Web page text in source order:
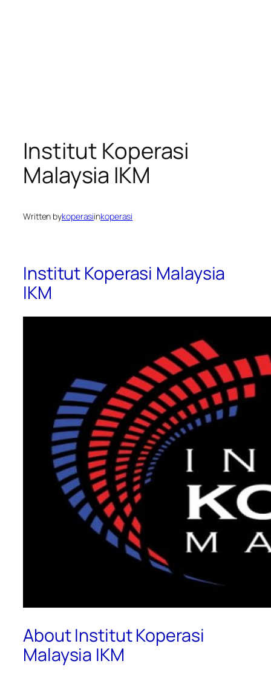
Institut Koperasi
Malaysia IKM
Written bykoperasiinkoperasi
Institut Koperasi Malaysia
IKM
About Institut Koperasi
Malaysia IKM